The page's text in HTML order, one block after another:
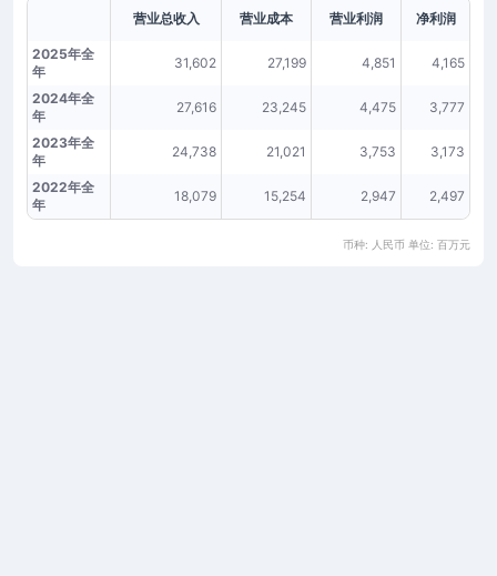
营业总收入 营业成本 营业利润 净利润
2025年全
年
31,602 27,199 4,851 4,165
2024年全
年
27,616 23,245 4,475 3,777
2023年全
年
24,738 21,021 3,753 3,173
2022年全
年
18,079 15,254 2,947 2,497
币种: 人民币 单位: 百万元